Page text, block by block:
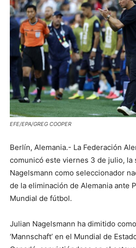
EFE/EPA/GREG COOPER
Berlín, Alemania.- La Federación
comunicó este viernes 3 de julio, la
Nagelsmann como seleccionador
de la eliminación de Alemania ante
Mundial de fútbol.
Julian Nagelsmann ha dimitido
‘Mannschaft’ en el Mundial de